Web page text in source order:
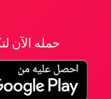
حمله الآن